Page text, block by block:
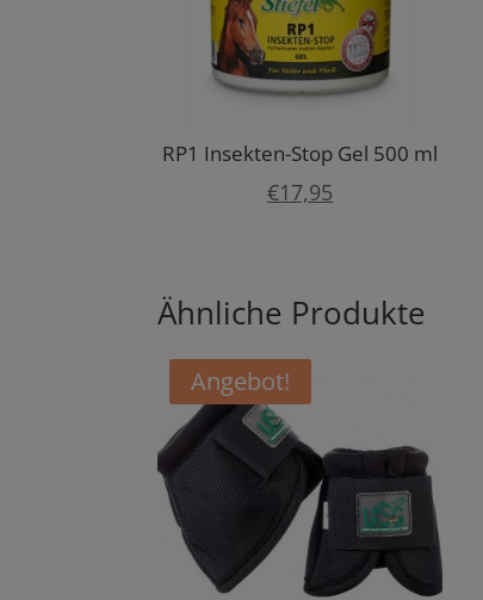
RP1 Insekten-Stop Gel 500 ml
€17,95
Ähnliche Produkte
Angebot!